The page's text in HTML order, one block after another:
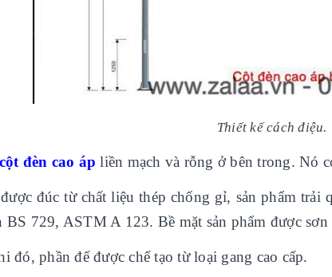
Thiết kế cách điệu.
cột đèn cao áp liền mạch và rỗng ở bên trong. Nó
đúc từ chất liệu thép chống gỉ, sản phẩm trải
BS 729, ASTM A 123. Bề mặt sản phẩm được
đó, phần đế được chế tạo từ loại gang cao cấp.